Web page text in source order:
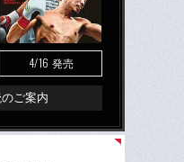
4/16 発売
ご案内